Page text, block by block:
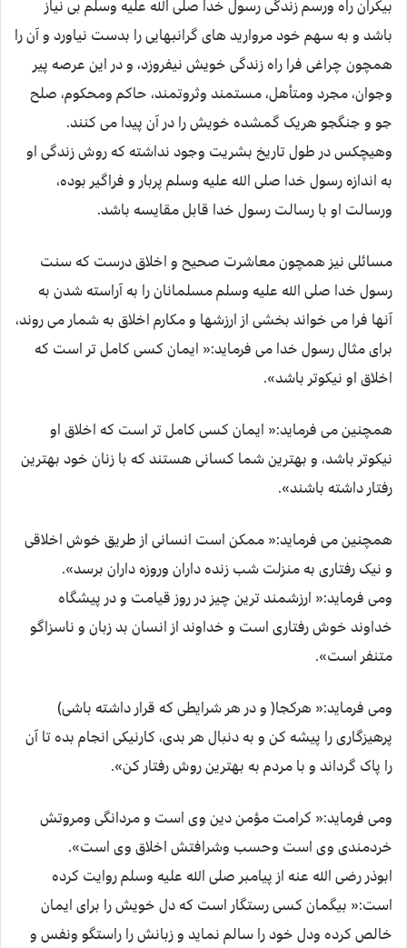
بیکران راه ورسم زندگی رسول خدا صلی الله علیه وسلم بی نیاز
باشد و به سهم خود مروارید های گرانبهایی را بدست نیاورد و آن را
همچون چراغی فرا راه زندگی خویش نیفروزد، و در این عرصه پیر
وجوان، مجرد ومتأهل، مستمند وثروتمند، حاکم ومحکوم، صلح
جو و جنگجو هریک گمشده خویش را در آن پیدا می کنند.
وهیچکس در طول تاریخ بشریت وجود نداشته که روش زندگی او
به اندازه رسول خدا صلی الله علیه وسلم پربار و فراگیر بوده،
ورسالت او با رسالت رسول خدا قابل مقایسه باشد.
مسائلی نیز همچون معاشرت صحیح و اخلاق درست که سنت
رسول خدا صلی الله علیه وسلم مسلمانان را به آراسته شدن به
آنها فرا می خواند بخشی از ارزشها و مکارم اخلاق به شمار می روند،
برای مثال رسول خدا می فرماید:« ایمان کسی کامل تر است که
اخلاق او نیکوتر باشد».
همچنین می فرماید:« ایمان کسی کامل تر است که اخلاق او
نیکوتر باشد، و بهترین شما کسانی هستند که با زنان خود بهترین
رفتار داشته باشند».
همچنین می فرماید:« ممکن است انسانی از طریق خوش اخلاقی
و نیک رفتاری به منزلت شب زنده داران وروزه داران برسد».
ومی فرماید:« ارزشمند ترین چیز در روز قیامت و در پیشگاه
خداوند خوش رفتاری است و خداوند از انسان بد زبان و ناسزاگو
متنفر است».
ومی فرماید:« هرکجا( و در هر شرایطی که قرار داشته باشی)
پرهیزگاری را پیشه کن و به دنبال هر بدی، کارنیکی انجام بده تا آن
را پاک گرداند و با مردم به بهترین روش رفتار کن».
ومی فرماید:« کرامت مؤمن دین وی است و مردانگی ومروتش
خردمندی وی است وحسب وشرافتش اخلاق وی است».
ابوذر رضی الله عنه از پیامبر صلی الله علیه وسلم روایت کرده
است:« بیگمان کسی رستگار است که دل خویش را برای ایمان
خالص کرده ودل خود را سالم نماید و زبانش را راستگو ونفس و